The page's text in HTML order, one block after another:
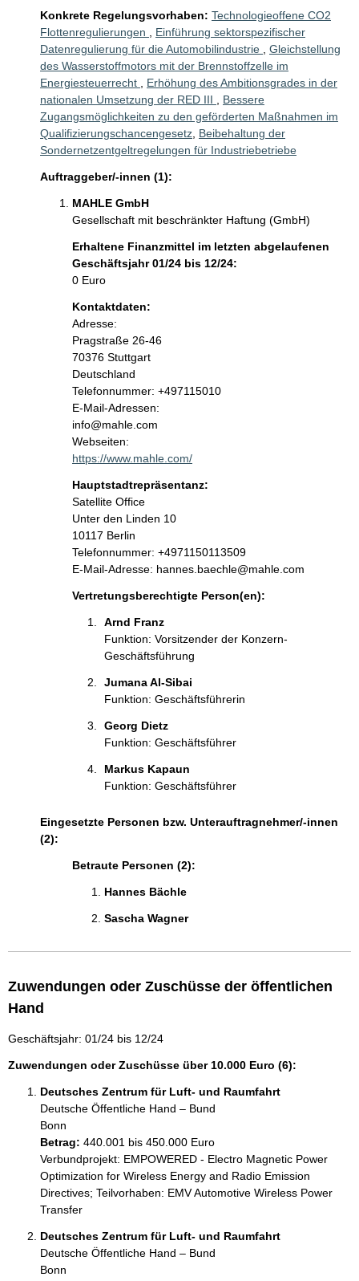
Konkrete Regelungsvorhaben: Technologieoffene CO2
Flottenregulierungen
Einführung sektorspezifischer
Datenregulierung für die Automobilindustrie
Gleichstellung
des Wasserstoffmotors mit der Brennstoffzelle im
Energiesteuerrecht
Erhöhung des Ambitionsgrades in der
nationalen Umsetzung der RED III
Bessere
Zugangsmöglichkeiten zu den geförderten Maßnahmen im
Qualifizierungschancengesetz Beibehaltung der
Sondernetzentgeltregelungen für Industriebetriebe
Auftraggeber/-innen (1):
MAHLE GmbH
Gesellschaft mit beschränkter Haftung (GmbH)
Erhaltene Finanzmittel im letzten abgelaufenen
Geschäftsjahr 01/24 bis 12/24:
0 Euro
Kontaktdaten:
Adresse:
Pragstraße 26-46
70376 Stuttgart
Deutschland
K
o
n
t
a
t
i
n
f
o
r
m
Telefonnummer: +497115010
E-Mail-Adressen:
info@mahle.com
Webseiten:
https://www.mahle.com/
Hauptstadtrepräsentanz:
A
d
r
e
s
e
Satellite Office
Unter den Linden 10
10117 Berlin
K
o
t
o
n
Telefonnummer: +4971150113509
E-Mail-Adresse: hannes.baechle@mahle.com
Vertretungsberechtigte Person(en):
Arnd Franz
Funktion: Vorsitzender der Konzern-
Geschäftsführung
Jumana Al-Sibai
Funktion: Geschäftsführerin
Georg Dietz
Funktion: Geschäftsführer
Markus Kapaun
Funktion: Geschäftsführer
Eingesetzte Personen bzw. Unterauftragnehmer/-innen
(2):
Betraute Personen (2):
Hannes Bächle
Sascha Wagner
Zuwendungen oder Zuschüsse der öffentlichen
Hand
Geschäftsjahr: 01/24 bis 12/24
Zuwendungen oder Zuschüsse über 10.000 Euro (6):
Deutsches Zentrum für Luft- und Raumfahrt
Deutsche Öffentliche Hand – Bund
Bonn
Betrag: 440.001 bis 450.000 Euro
Verbundprojekt: EMPOWERED - Electro Magnetic Power
Optimization for Wireless Energy and Radio Emission
Directives; Teilvorhaben: EMV Automotive Wireless Power
Transfer
Deutsches Zentrum für Luft- und Raumfahrt
Deutsche Öffentliche Hand – Bund
Bonn